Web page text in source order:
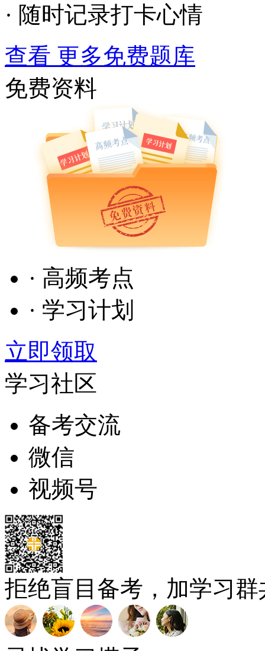
· 随时记录打卡心情
查看 更多免费题库
免费资料
· 高频考点
· 学习计划
立即领取
学习社区
备考交流
微信
视频号
拒绝盲目备考，加学习